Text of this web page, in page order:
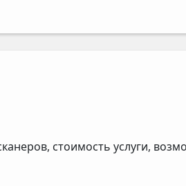
стоимость услуги,